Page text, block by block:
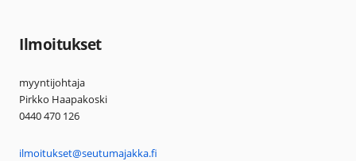
Ilmoitukset
myyntijohtaja
Pirkko Haapakoski
0440 470 126
ilmoitukset@seutumajakka.fi